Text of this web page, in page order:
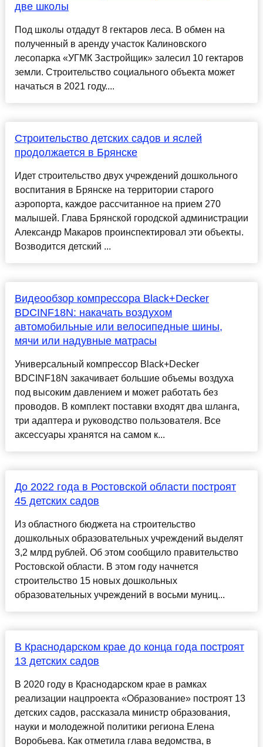
две школы
Под школы отдадут 8 гектаров леса. В обмен на
полученный в аренду участок Калиновского
лесопарка «УГМК Застройщик» залесил 10 гектаров
земли. Строительство социального объекта может
начаться в 2021 году....
Строительство детских садов и яслей
продолжается в Брянске
Идет строительство двух учреждений дошкольного
воспитания в Брянске на территории старого
аэропорта, каждое рассчитанное на прием 270
малышей. Глава Брянской городской администрации
Александр Макаров проинспектировал эти объекты.
Возводится детский ...
Видеообзор компрессора Black+Decker
BDCINF18N: накачать воздухом
автомобильные или велосипедные шины,
мячи или надувные матрасы
Универсальный компрессор Black+Decker
BDCINF18N закачивает большие объемы воздуха
под высоким давлением и может работать без
проводов. В комплект поставки входят два шланга,
три адаптера и руководство пользователя. Все
аксессуары хранятся на самом к...
До 2022 года в Ростовской области построят
45 детских садов
Из областного бюджета на строительство
дошкольных образовательных учреждений выделят
3,2 млрд рублей. Об этом сообщило правительство
Ростовской области. В этом году начнется
строительство 15 новых дошкольных
образовательных учреждений в восьми муниц...
В Краснодарском крае до конца года построят
13 детских садов
В 2020 году в Краснодарском крае в рамках
реализации нацпроекта «Образование» построят 13
детских садов, рассказала министр образования,
науки и молодежной политики региона Елена
Воробьева. Как отметила глава ведомства, в